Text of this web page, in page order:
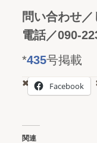
問い合わせ
電話／090-
*435号掲載
Facebook
関連